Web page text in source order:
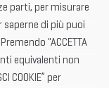
parti, per misurare
di più puoi
Premendo "ACCETTA
equivalenti non
COOKIE” per